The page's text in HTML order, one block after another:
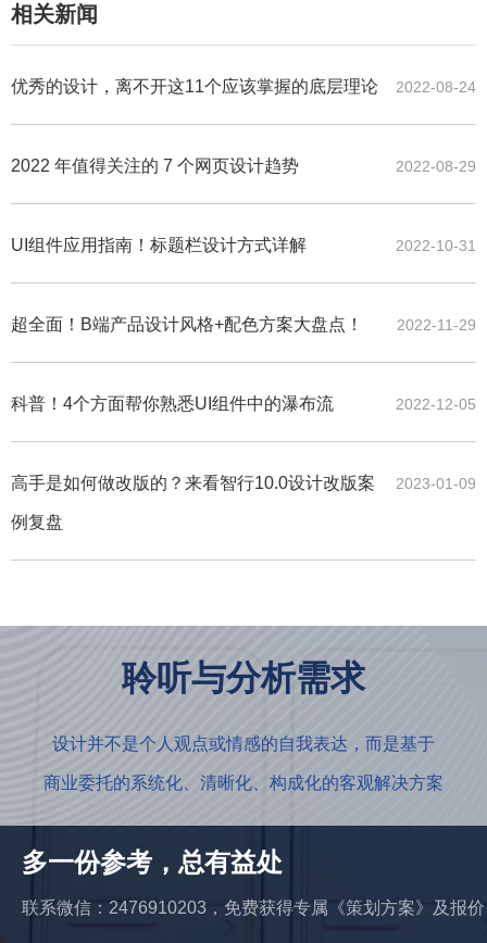
相关新闻
2022-08-24
优秀的设计，离不开这11个应该掌握的底层理论
2022-08-29
2022 年值得关注的 7 个网页设计趋势
2022-10-31
UI组件应用指南！标题栏设计方式详解
2022-11-29
超全面！B端产品设计风格+配色方案大盘点！
2022-12-05
科普！4个方面帮你熟悉UI组件中的瀑布流
2023-01-09
高手是如何做改版的？来看智行10.0设计改版案
例复盘
聆听与分析需求
设计并不是个人观点或情感的自我表达，而是基于
商业委托的系统化、清晰化、构成化的客观解决方案
多一份参考，总有益处
联系微信：2476910203，免费获得专属《策划方案》及报价